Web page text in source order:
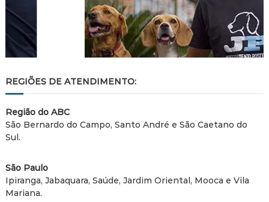
REGIÕES DE ATENDIMENTO:
Região do ABC
São Bernardo do Campo, Santo André e São Caetano do
Sul.
São Paulo
Ipiranga, Jabaquara, Saúde, Jardim Oriental, Mooca e Vila
Mariana.